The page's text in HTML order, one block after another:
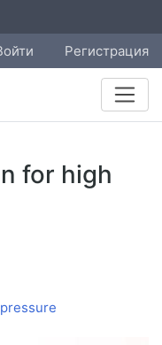
Регистрация
for high